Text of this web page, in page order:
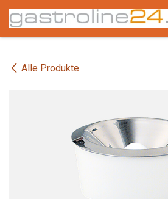
Zum Inhalt springen
Alle Produkte